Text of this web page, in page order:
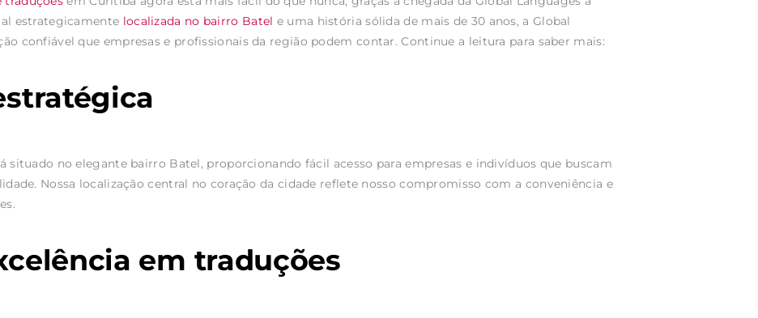
estrategicamente localizada no bairro Batel e uma história sólida de mais de 30 anos, a Global
confiável que empresas e profissionais da região podem contar. Continue a leitura para saber mais:
situado no elegante bairro Batel, proporcionando fácil acesso para empresas e indivíduos que buscam
Nossa localização central no coração da cidade reflete nosso compromisso com a conveniência e
em traduções